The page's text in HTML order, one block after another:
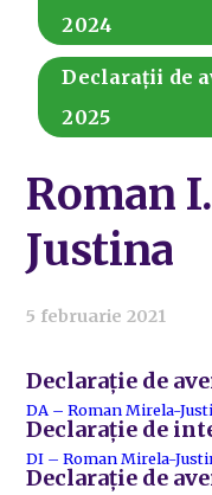
2024
Declarații de
2025
Roman
Justina
5 februarie 2021
Declarație de
DA – Roman Mirela-
Declarație de
DI – Roman Mirela-
Declarație de